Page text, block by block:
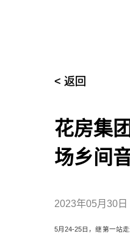
< 返回
花房集
场乡间
2023年05月30日
5月24-25日，继第一站